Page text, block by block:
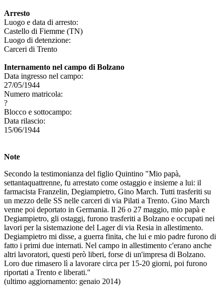
Arresto
Luogo e data di arresto:
Castello di Fiemme (TN)
Luogo di detenzione:
Carceri di Trento
Internamento nel campo di Bolzano
Data ingresso nel campo:
27/05/1944
Numero matricola:
?
Blocco e sottocampo:
Data rilascio:
15/06/1944
Note
Secondo la testimonianza del figlio Quintino "Mio papà,
settantaquattrenne, fu arrestato come ostaggio e insieme a lui: il
farmacista Franzelin, Degiampietro, Gino March. Tutti trasferiti su
un mezzo delle SS nelle carceri di via Pilati a Trento. Gino March
venne poi deportato in Germania. Il 26 o 27 maggio, mio papà e
Degiampietro, gli ostaggi, furono trasferiti a Bolzano e occupati nei
lavori per la sistemazione del Lager di via Resia in allestimento.
Degiampietro mi disse, a guerra finita, che lui e mio padre furono di
fatto i primi due internati. Nel campo in allestimento c'erano anche
altri lavoratori, questi però liberi, forse di un'impresa di Bolzano.
Loro due rimasero lì a lavorare circa per 15-20 giorni, poi furono
riportati a Trento e liberati."
(ultimo aggiornamento: genaio 2014)